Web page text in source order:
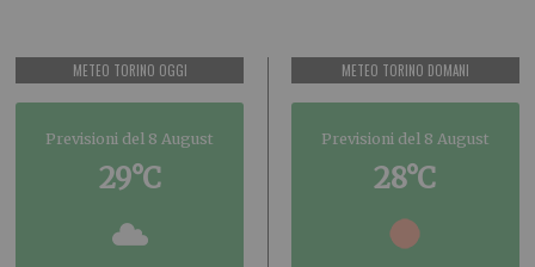
METEO TORINO OGGI
Previsioni del 8 August
29°C
METEO TORINO DOMANI
Previsioni del 8 August
28°C